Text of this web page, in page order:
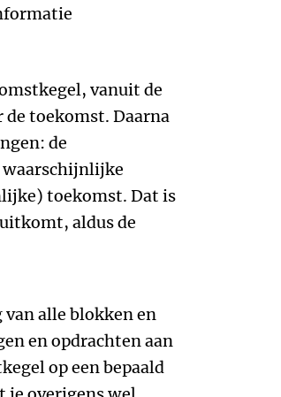
vanuit de
de toekomst. Daarna
de
waarschijnlijke
toekomst. Dat is
aldus de
alle blokken en
en opdrachten aan
op een bepaald